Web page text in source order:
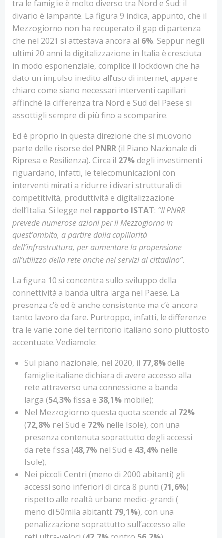
tra le famiglie è molto diverso tra Nord e Sud: il
divario è lampante. La figura 9 indica, appunto, che il
Mezzogiorno non ha recuperato il gap di partenza
che nel 2021 si attestava ancora al 6%. Seppur negli
ultimi 20 anni la digitalizzazione in Italia è cresciuta
in modo esponenziale, complice il lockdown che ha
dato un impulso inedito all’uso di internet, appare
chiaro come siano necessari interventi capillari
affinché la differenza tra Nord e Sud del Paese si
assottigli sempre di più fino a scomparire.
Ed è proprio in questa direzione che si muovono
parte delle risorse del PNRR(il Piano Nazionale di
Ripresa e Resilienza). Circa il 27%degli investimenti
riguardano, infatti, le telecomunicazioni con
interventi mirati a ridurre i divari strutturali di
competitività, produttività e digitalizzazione
dell’Italia. Si legge nel rapporto ISTAT: “Il PNRR
prevede numerose azioni per il Mezzogiorno in
quest’ambito, a partire dalla capillarità
dell’infrastruttura, per aumentare la propensione
all’utilizzo della rete anche nei servizi al cittadino”.
La figura 10 si concentra sullo sviluppo della
connettività a banda ultra larga nel Paese. La
presenza c’è ed è anche consistente ma c’è ancora
tanto lavoro da fare. Purtroppo, infatti, le differenze
tra le varie zone del territorio italiano sono piuttosto
accentuate. Vediamole:
Sul piano nazionale, nel 2020, il 77,8%delle
famiglie italiane dichiara di avere accesso alla
rete attraverso una connessione a banda
larga (54,3%fissa e 38,1% mobile);
Nel Mezzogiorno questa quota scende al 72%
(72,8% nel Sud e 72% nelle Isole), con una
presenza contenuta soprattutto degli accessi
da rete fissa (48,7% nel Sud e 43,4% nelle
Isole);
Nei piccoli Centri (meno di 2000 abitanti) gli
accessi sono inferiori di circa 8 punti (71,6%)
rispetto alle realtà urbane medio-grandi (
meno di 50mila abitanti: 79,1%), con una
penalizzazione soprattutto sull’accesso alle